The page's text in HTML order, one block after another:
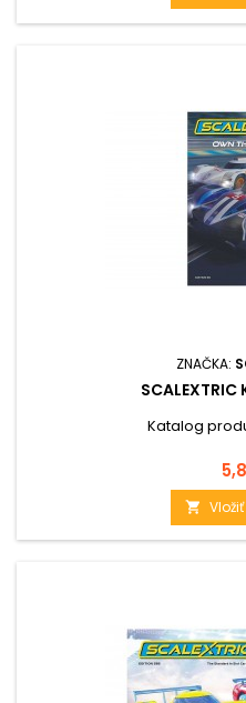
ZNAČKA:
SCALEXTRIC
Katalog
